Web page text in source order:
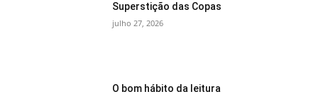
Superstição das Copas
julho 27, 2026
O bom hábito da leitura